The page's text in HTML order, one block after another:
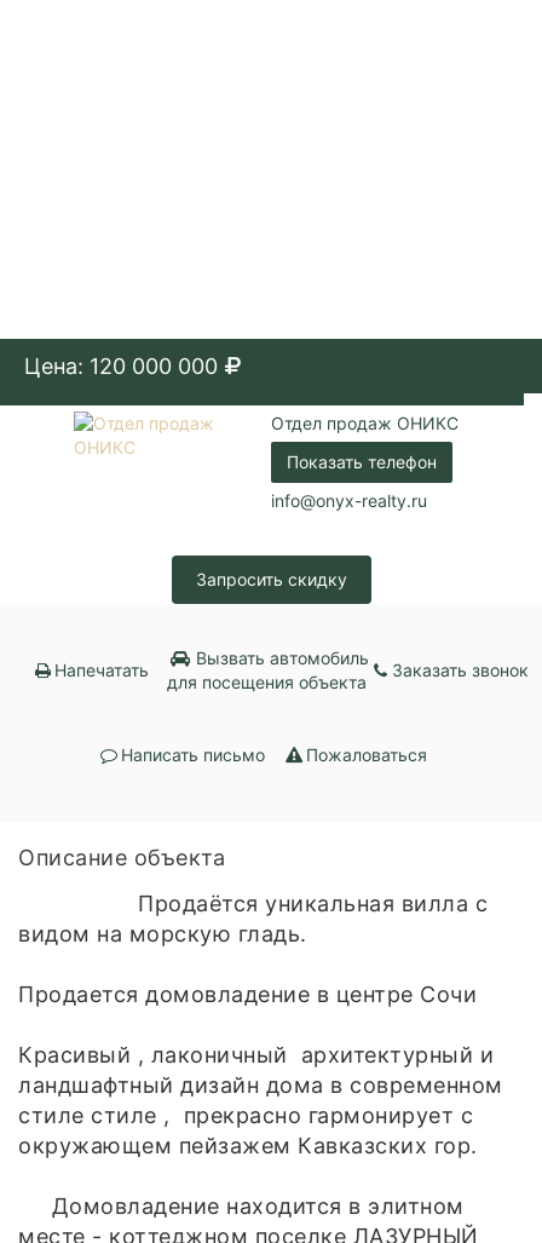
Цена: 120 000 000
Отдел продаж ОНИКС
Показать телефон
info@onyx-realty.ru
Запросить скидку
Напечатать
Вызвать автомобиль
для посещения объекта
Заказать звонок
Написать письмо Пожаловаться
Описание объекта
Продаётся уникальная вилла с
видом на морскую гладь.
Продается домовладение в центре Сочи
Красивый , лаконичный архитектурный и
ландшафтный дизайн дома в современном
стиле стиле , прекрасно гармонирует с
окружающем пейзажем Кавказских гор.
Домовладение находится в элитном
месте - коттеджном поселке ЛАЗУРНЫЙ